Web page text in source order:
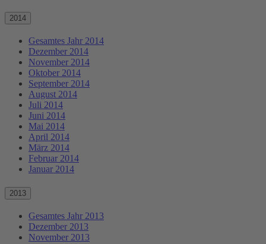
2014
Gesamtes Jahr 2014
Dezember 2014
November 2014
Oktober 2014
September 2014
August 2014
Juli 2014
Juni 2014
Mai 2014
April 2014
März 2014
Februar 2014
Januar 2014
2013
Gesamtes Jahr 2013
Dezember 2013
November 2013